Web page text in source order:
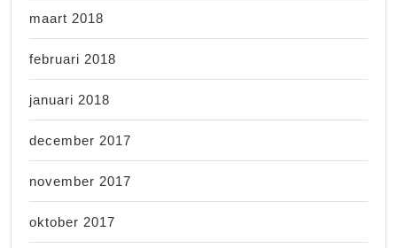
maart 2018
februari 2018
januari 2018
december 2017
november 2017
oktober 2017